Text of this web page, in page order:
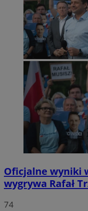
Oficjalne wyniki
wygrywa Rafał
74